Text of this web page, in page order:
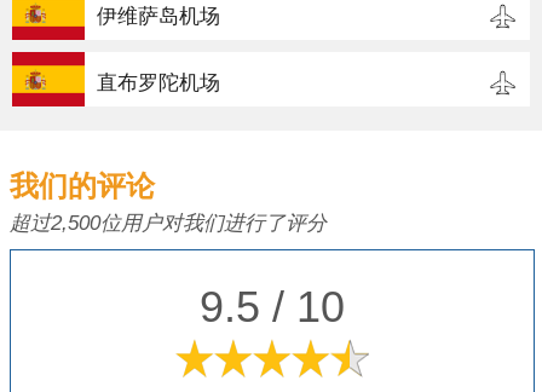
伊维萨岛机场
直布罗陀机场
我们的评论
超过2,500位用户对我们进行了评分
9.5 / 10